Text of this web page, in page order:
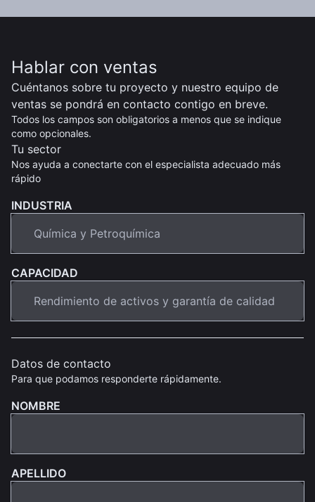
Hablar con ventas
Cuéntanos sobre tu proyecto y nuestro equipo de
ventas se pondrá en contacto contigo en breve.
Todos los campos son obligatorios a menos que se indique
como opcionales.
Tu sector
Nos ayuda a conectarte con el especialista adecuado más
rápido
INDUSTRIA
CAPACIDAD
Datos de contacto
Para que podamos responderte rápidamente.
NOMBRE
APELLIDO